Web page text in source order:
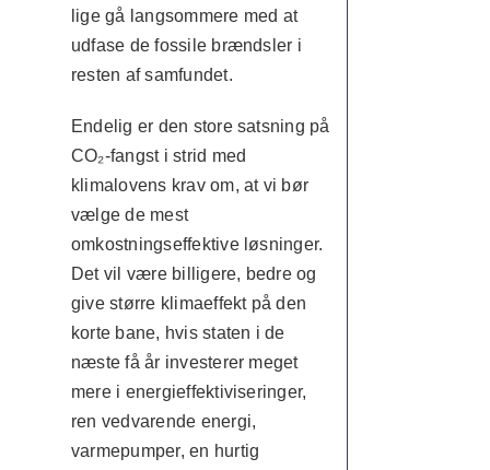
lige gå langsommere med at
udfase de fossile brændsler i
resten af samfundet.
Endelig er den store satsning på
CO₂-fangst i strid med
klimalovens krav om, at vi bør
vælge de mest
omkostningseffektive løsninger.
Det vil være billigere, bedre og
give større klimaeffekt på den
korte bane, hvis staten i de
næste få år investerer meget
mere i energieffektiviseringer,
ren vedvarende energi,
varmepumper, en hurtig